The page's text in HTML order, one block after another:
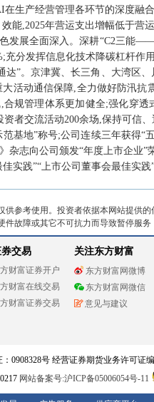
生产经营管理各环节的深度融
能,2025年营运支出增幅低于
发展全面深入。深耕“C2三能
充分发挥信息化技术降碳杠杆
达”。京津冀、长三角、大湾区
活动通信保障,全力做好防汛
规管理体系更加健全;强化穿
者交流活动200余场,保持可信
基地”称号;公司连续三年获得“
杂志向公司颁发“年度上市企业
实践”“上市公司董事会最佳实践
供参考使用。投资者依据本网站提供
件故障或其它不可抗力而导致暂停服